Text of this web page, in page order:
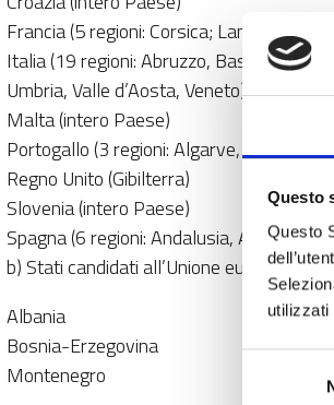
Questo
Questo
utilizzati
Francia (5 regioni: Corsica; Languedoc-
Italia (19 regioni: Abruzzo, Basilicata,
Umbria, Valle d’Aosta, Veneto)
Malta (intero Paese)
Portogallo (3 regioni: Algarve, Alentejo,
Regno Unito (Gibilterra)
Slovenia (intero Paese)
Spagna (6 regioni: Andalusia, Aragona,
b) Stati candidati all’Unione europea:
Albania
Bosnia-Erzegovina
Montenegro